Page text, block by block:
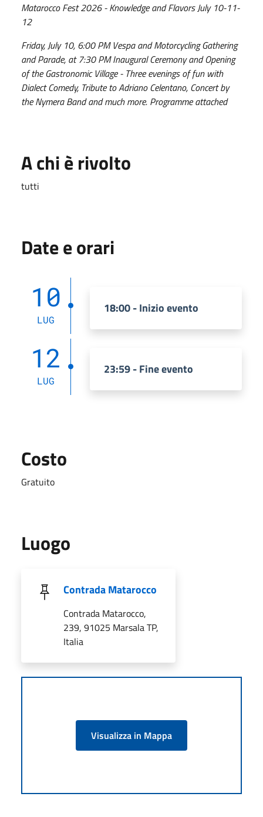
Matarocco Fest 2026 - Knowledge and Flavors July 10-11-
12
Friday, July 10, 6:00 PM Vespa and Motorcycling Gathering
and Parade, at 7:30 PM Inaugural Ceremony and Opening
of the Gastronomic Village - Three evenings of fun with
Dialect Comedy, Tribute to Adriano Celentano, Concert by
the Nymera Band and much more. Programme attached
A chi è rivolto
tutti
Date e orari
10
LUG
18:00 - Inizio evento
12
LUG
23:59 - Fine evento
Costo
Gratuito
Luogo
Contrada Matarocco
Contrada Matarocco,
239, 91025 Marsala TP,
Italia
Visualizza in Mappa